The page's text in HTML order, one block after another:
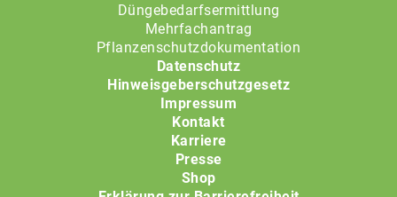
Düngebedarfsermittlung
Mehrfachantrag
Pflanzenschutzdokumentation
Datenschutz
Hinweisgeberschutzgesetz
Impressum
Kontakt
Karriere
Presse
Shop